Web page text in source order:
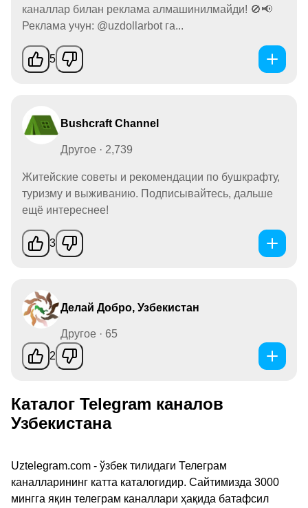
каналлар билан реклама алмашинилмайди! 🚫📢
Реклама учун: @uzdollarbot га...
5
Bushcraft Channel
Другое · 2,739
Житейские советы и рекомендации по бушкрафту,
туризму и выживанию. Подписывайтесь, дальше
ещё интереснее!
3
Делай Добро, Узбекистан
Другое · 65
2
Каталог Telegram каналов
Узбекистана
Uztelegram.com - ўзбек тилидаги Телеграм
каналларининг катта каталогидир. Сайтимизда 3000
мингга яқин телеграм каналлари ҳақида батафсил